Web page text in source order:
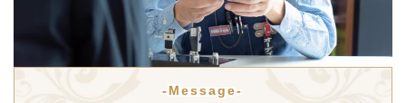
-Message-